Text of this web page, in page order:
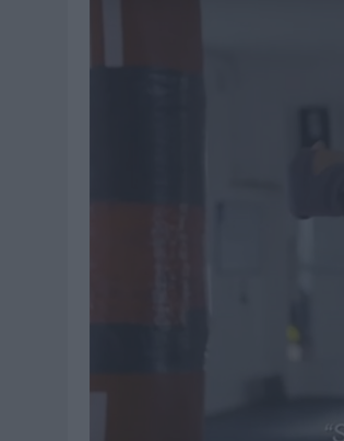
BEON WORLDWIDE LANZA
05/08/2026
FABRA COMUNICACIÓN
LOPESAN HOTELS &
LUIS ARQUILLOS (BURGO
‘LA ÚNICA CERVEZA DEL
CAPAZ, LA CERVEZA QUE
‘VUELVE EL FÚTBOL.